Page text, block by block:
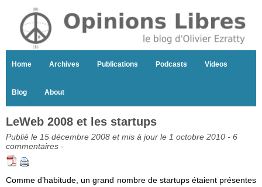
Home Archives Publications Podcasts Videos
Blog About
LeWeb 2008 et les startups
Publié le 15 décembre 2008 et mis à jour le 1 octobre 2010 - 6
commentaires -
Comme d’habitude, un grand nombre de startups étaient présentes